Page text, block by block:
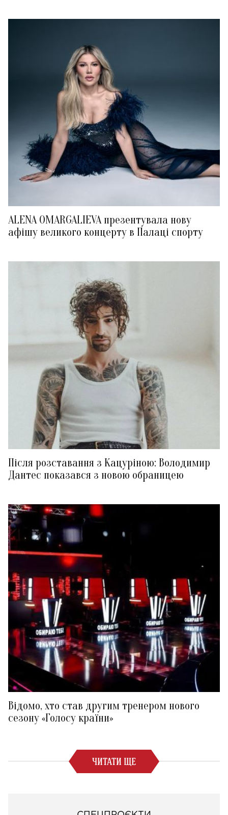
ALENA OMARGALIEVA презентувала нову
афішу великого концерту в Палаці спорту
Після розставання з Кацуріною: Володимир
Дантес показався з новою обраницею
Відомо, хто став другим тренером нового
сезону «Голосу країни»
ЧИТАТИ ЩЕ